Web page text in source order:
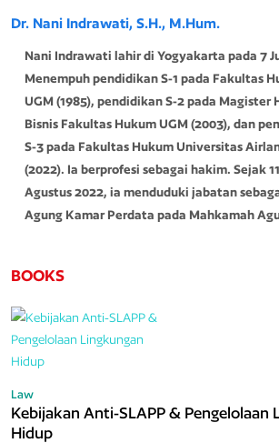
Dr. Nani Indrawati, S.H., M.Hum.
Nani Indrawati lahir di Yogyakarta pada 7
Menempuh pendidikan S-1 pada Fakultas
UGM (1985), pendidikan S-2 pada Magister
Bisnis Fakultas Hukum UGM (2003), dan
S-3 pada Fakultas Hukum Universitas
(2022). Ia berprofesi sebagai hakim. Sejak 11
Agustus 2022, ia menduduki jabatan
Agung Kamar Perdata pada Mahkamah
BOOKS
Law
Kebijakan Anti-SLAPP & Pengelolaan
Hidup